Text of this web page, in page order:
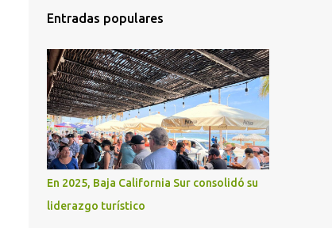
Entradas populares
En 2025, Baja California Sur consolidó su
liderazgo turístico